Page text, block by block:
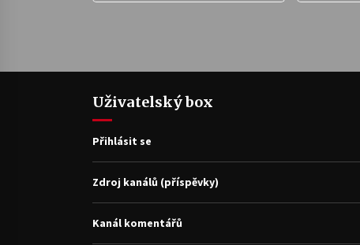
Uživatelský box
Přihlásit se
Zdroj kanálů (příspěvky)
Kanál komentářů